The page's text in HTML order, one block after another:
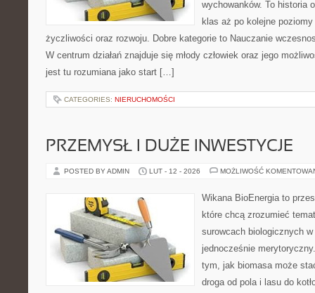
wychowanków. To historia
klas aż po kolejne
życzliwości oraz rozwoju. Dobre kategorie to Nauczanie
W centrum działań znajduje się młody człowiek oraz jego
jest tu rozumiana jako start […]
CATEGORIES: NIERUCHOMOŚCI
PRZEMYSŁ I DUŻE INWESTYCJE
POSTED BY ADMIN LUT - 12 - 2026 MOŻLIWOŚĆ
Wikana BioEnergia to
które chcą zrozumieć
surowcach biologicznych
jednocześnie
tym, jak biomasa może
droga od pola i lasu do